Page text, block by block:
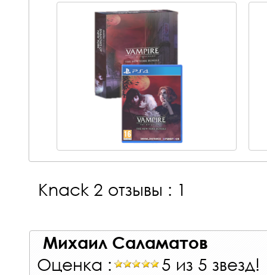
Knack 2 отзывы : 1
Михаил Саламатов
Оценка :
5 из 5 звезд!